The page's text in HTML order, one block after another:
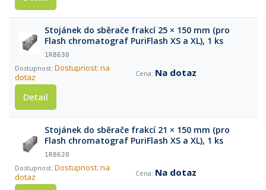
Stojánek do sběrače frakcí 25 × 150 mm (pro
Flash chromatograf PuriFlash XS a XL), 1 ks
1R8630
Dostupnost: na
dotaz
Na dotaz
Detail
Stojánek do sběrače frakcí 21 × 150 mm (pro
Flash chromatograf PuriFlash XS a XL), 1 ks
1R8620
Dostupnost: na
dotaz
Na dotaz